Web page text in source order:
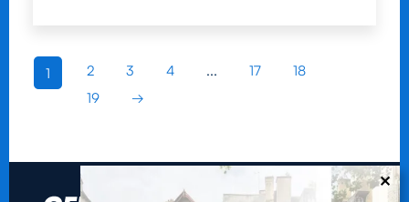
1 2 3 4 ... 17
18
19
→